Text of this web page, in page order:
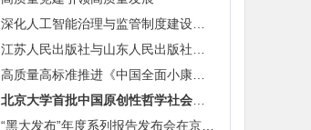
深化人工智能治理与监管制度建设研究
江苏人民出版社与山东人民出版社携手共建抗战史人工智能数据库
高质量高标准推进《中国全面小康志》（总志）编纂工作
北京大学首批中国原创性哲学社会科学重点教材“中国系列”新书发布
“黑大发布”年度系列报告发布会在京举行